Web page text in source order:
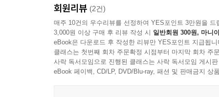
회원리뷰 (2건)
매주 10건의 우수리뷰를 선정하여 YES포인트 3만원을 드
3,000원 이상 구매 후 리뷰 작성 시 일반회원 300원, 마니
eBook은 다운로드 후 작성한 리뷰만 YES포인트 지급됩니
클래스는 첫번째 회차 주문확정 시점부터 마지막 회차 주
사락 독서모임으로 진행된 클래스는 사락 독서모임 게시
eBook 페이백, CD/LP, DVD/Blu-ray, 패션 및 판매금지 상